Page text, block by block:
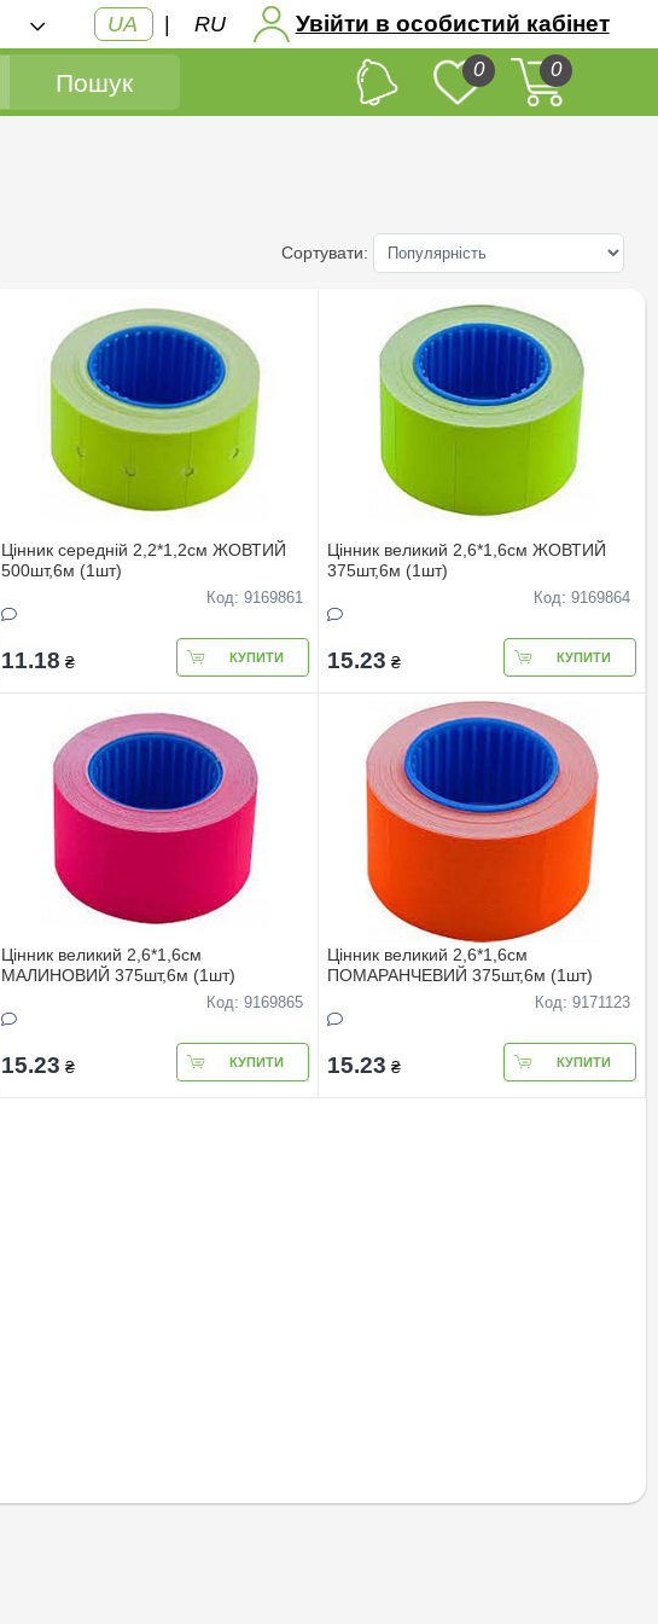
UA | RU Увійти в особистий кабінет
Пошук 0 0
Сортувати:
Цінник середнiй 2,2*1,2см ЖОВТИЙ
500шт,6м (1шт)
Код: 9169861
11.18 ₴ КУПИТИ
Цінник великий 2,6*1,6см ЖОВТИЙ
375шт,6м (1шт)
Код: 9169864
15.23 ₴ КУПИТИ
Цінник великий 2,6*1,6см
МАЛИНОВИЙ 375шт,6м (1шт)
Код: 9169865
15.23 ₴ КУПИТИ
Цінник великий 2,6*1,6см
ПОМАРАНЧЕВИЙ 375шт,6м (1шт)
Код: 9171123
15.23 ₴ КУПИТИ